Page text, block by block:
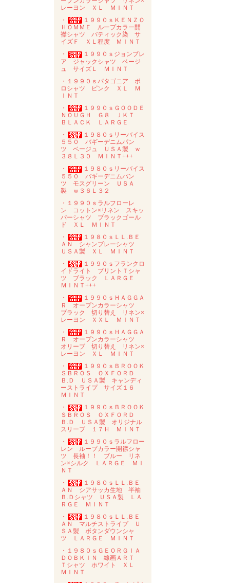
レーヨン ＸＬ ＭＩＮＴ
・
１９９０ｓＫＥＮＺＯ
ＨＯＭＭＥ ループカラー開
襟シャツ バティック染 サ
イズＦ ＸＬ程度 ＭＩＮＴ
・
１９９０ｓジョンブレ
ア ジャックシャツ ベージ
ュ サイズＬ ＭＩＮＴ
・１９９０ｓパタゴニア ポ
ロシャツ ピンク ＸＬ Ｍ
ＩＮＴ
・
１９９０ｓＧＯＯＤＥ
ＮＯＵＧＨ Ｇ８ ＪＫＴ
ＢＬＡＣＫ ＬＡＲＧＥ
・
１９８０ｓリーバイス
５５０ バギーデニムパン
ツ ベージュ ＵＳＡ製 ｗ
３８Ｌ３０ ＭＩＮＴ+++
・
１９８０ｓリーバイス
５５０ バギーデニムパン
ツ モスグリーン ＵＳＡ
製 ｗ３６Ｌ３２
・１９９０ｓラルフローレ
ン コットン×リネン スキッ
パーシャツ ブラックゴール
ド ＸＬ ＭＩＮＴ
・
１９８０ｓＬＬ.ＢＥ
ＡＮ シャンブレーシャツ
ＵＳＡ製 ＸＬ ＭＩＮＴ
・
１９９０ｓフランクロ
イドライト プリントＴシャ
ツ ブラック ＬＡＲＧＥ
ＭＩＮＴ+++
・
１９９０ｓＨＡＧＧＡ
Ｒ オープンカラーシャツ
ブラック 切り替え リネン×
レーヨン ＸＸＬ ＭＩＮＴ
・
１９９０ｓＨＡＧＧＡ
Ｒ オープンカラーシャツ
オリーブ 切り替え リネン×
レーヨン ＸＬ ＭＩＮＴ
・
１９９０ｓＢＲＯＯＫ
ＳＢＲＯＳ ＯＸＦＯＲＤ
Ｂ.Ｄ ＵＳＡ製 キャンディ
ーストライプ サイズ１６
ＭＩＮＴ
・
１９９０ｓＢＲＯＯＫ
ＳＢＲＯＳ ＯＸＦＯＲＤ
Ｂ.Ｄ ＵＳＡ製 オリジナル
スリーブ １７Ｈ ＭＩＮＴ
・
１９９０ｓラルフロー
レン ループカラー開襟シャ
ツ 長袖！！ ブルー リネ
ン×シルク ＬＡＲＧＥ ＭＩ
ＮＴ
・
１９８０ｓＬＬ.ＢＥ
ＡＮ シアサッカ生地 半袖
Ｂ.Ｄシャツ ＵＳＡ製 ＬＡ
ＲＧＥ ＭＩＮＴ
・
１９８０ｓＬＬ.ＢＥ
ＡＮ マルチストライプ Ｕ
ＳＡ製 ボタンダウンシャ
ツ ＬＡＲＧＥ ＭＩＮＴ
・１９８０ｓＧＥＯＲＧＩＡ
ＤＯＢＫＩＮ 線画ＡＲＴ
Ｔシャツ ホワイト ＸＬ
ＭＩＮＴ